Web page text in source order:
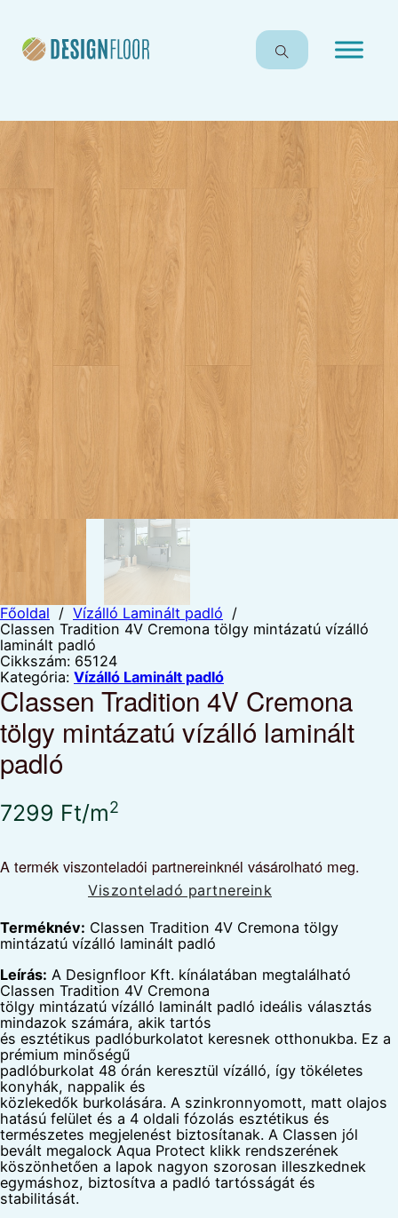
Főoldal / Vízálló Laminált padló /
Classen Tradition 4V Cremona tölgy mintázatú vízálló
laminált padló
Cikkszám: 65124
Kategória: Vízálló Laminált padló
Classen Tradition 4V Cremona
tölgy mintázatú vízálló laminált
padló
7299 Ft/m2
A termék viszonteladói partnereinknél vásárolható meg.
Viszonteladó partnereink
Terméknév: Classen Tradition 4V Cremona tölgy
mintázatú vízálló laminált padló
Leírás: A Designfloor Kft. kínálatában megtalálható
Classen Tradition 4V Cremona
tölgy mintázatú vízálló laminált padló ideális választás
mindazok számára, akik tartós
és esztétikus padlóburkolatot keresnek otthonukba. Ez a
prémium minőségű
padlóburkolat 48 órán keresztül vízálló, így tökéletes
konyhák, nappalik és
közlekedők burkolására. A szinkronnyomott, matt olajos
hatású felület és a 4 oldali fózolás esztétikus és
természetes megjelenést biztosítanak. A Classen jól
bevált megalock Aqua Protect klikk rendszerének
köszönhetően a lapok nagyon szorosan illeszkednek
egymáshoz, biztosítva a padló tartósságát és
stabilitását.